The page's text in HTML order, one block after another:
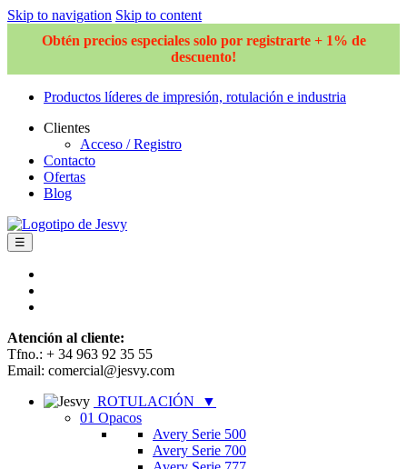
Skip to navigation Skip to content
Obtén precios especiales solo por registrarte + 1% de
descuento!
Productos líderes de impresión, rotulación e industria
Clientes
Acceso / Registro
Contacto
Ofertas
Blog
☰
Atención al cliente:
Tfno.: + 34 963 92 35 55
Email: comercial@jesvy.com
ROTULACIÓN
▼
01 Opacos
Avery Serie 500
Avery Serie 700